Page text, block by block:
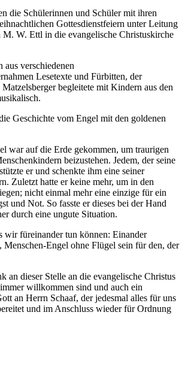
die Schülerinnen und Schüler mit ihren
Gottesdienstfeiern unter Leitung
W. Ettl in die evangelische Christuskirche
aus verschiedenen
Lesetexte und Fürbitten, der
begleitete mit Kindern aus den
Geschichte vom Engel mit den goldenen
war auf die Erde gekommen, um traurigen
beizustehen. Jedem, der seine
er und schenkte ihm eine seiner
Zuletzt hatte er keine mehr, um in den
nicht einmal mehr eine einzige für ein
und Not. So fasste er dieses bei der Hand
durch eine ungute Situation.
wir füreinander tun können: Einander
Menschen-Engel ohne Flügel sein für den, der
an dieser Stelle an die evangelische Christus
willkommen sind und auch ein
an Herrn Schaaf, der jedesmal alles für uns
und im Anschluss wieder für Ordnung